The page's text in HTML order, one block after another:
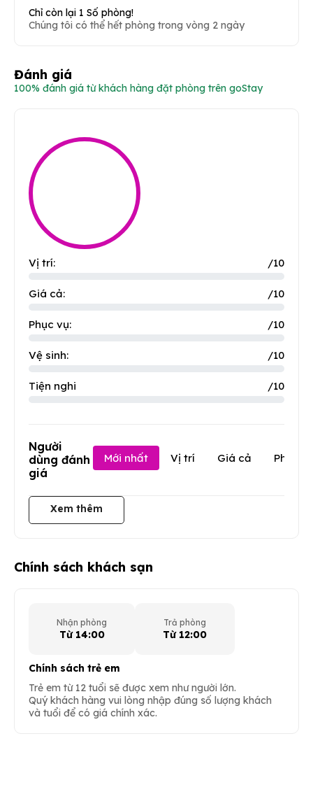
Chỉ còn lại 1 Số phòng!
Chúng tôi có thể hết phòng trong vòng 2 ngày
Đánh giá
100% đánh giá từ khách hàng đặt phòng trên goStay
Vị trí: /10
Giá cả: /10
Phục vụ: /10
Vệ sinh: /10
Tiện nghi /10
Người
dùng đánh
giá
Mới nhất Vị trí Giá cả Phục
Xem thêm
Chính sách khách sạn
Nhận phòng
Từ 14:00
Trả phòng
Từ 12:00
Chính sách trẻ em
Trẻ em từ 12 tuổi sẽ được xem như người lớn.
Quý khách hàng vui lòng nhập đúng số lượng khách
và tuổi để có giá chính xác.